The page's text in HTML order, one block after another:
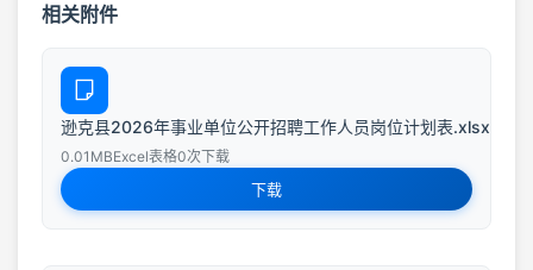
相关附件
逊克县2026年事业单位公开招聘工作人员岗位计划表.xlsx
0.01MBExcel表格0次下载
下载